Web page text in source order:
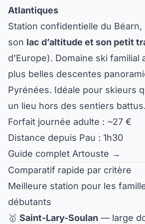
Atlantiques
Station confidentielle du
son lac d’altitude et son petit
d’Europe). Domaine ski familial
plus belles descentes
Pyrénées. Idéale pour skieurs
un lieu hors des sentiers battus.
Forfait journée adulte : ~27 €
Distance depuis Pau : 1h30
Guide complet Artouste →
Comparatif rapide par critère
Meilleure station pour les
débutants
🥇 Saint-Lary-Soulan — large